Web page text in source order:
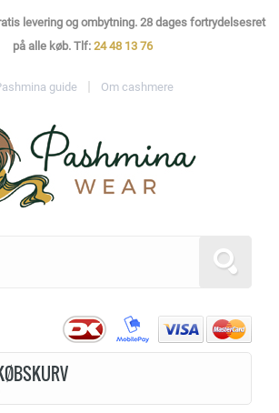
levering og ombytning. 28 dages fortrydelsesret
på alle køb. Tlf: 24 48 13 76
guide Om cashmere